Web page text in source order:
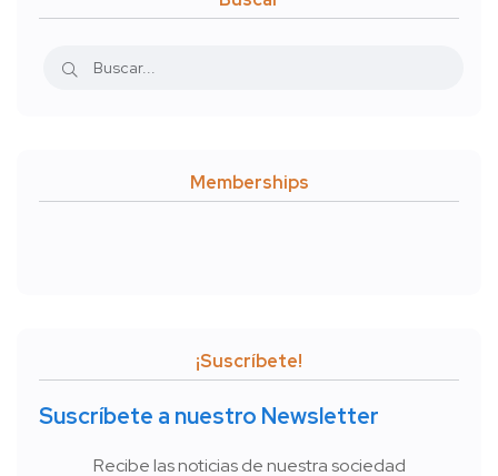
Memberships
¡Suscríbete!
Suscríbete a nuestro Newsletter
Recibe las noticias de nuestra sociedad